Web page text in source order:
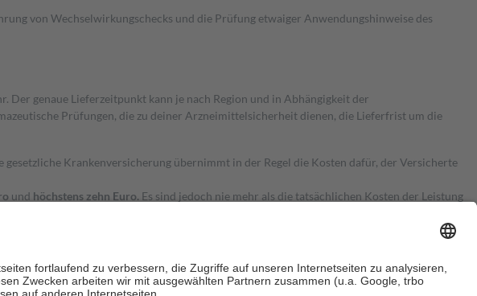
von Wechselwirkungschecks und die Prüfung etwaiger Anwendungshinweise des
Der genaue Lieferzeitpunkt kann je nach Region und in Abhängigkeit der
Prüfungen, die zu deiner Arzneimittelsicherheit dienen, die Lieferfrist um die
Krankenversicherung übernimmt in der Regel die Kosten dafür, der Versicherte
und höchstens zehn Euro. Es sind jedoch nie mehr als die tatsächlichen Kosten der Leistung
fallenkeine Zuzahlungen an bei: